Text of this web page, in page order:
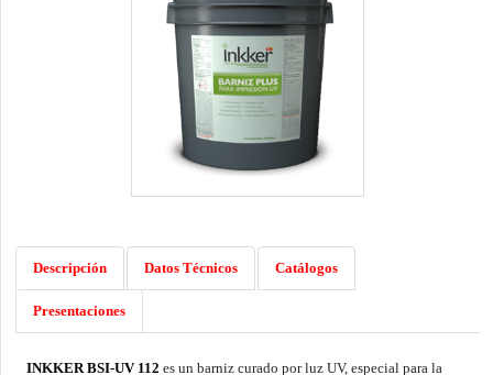
Descripción Datos Técnicos Catálogos
Presentaciones
INKKER BSI-UV 112 es un barniz curado por luz UV, especial para la